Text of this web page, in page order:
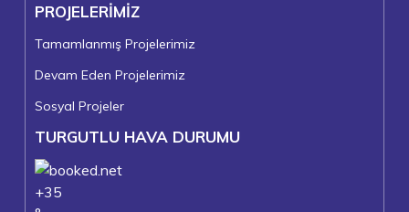
PROJELERİMİZ
Tamamlanmış Projelerimiz
Devam Eden Projelerimiz
Sosyal Projeler
TURGUTLU HAVA DURUMU
+35